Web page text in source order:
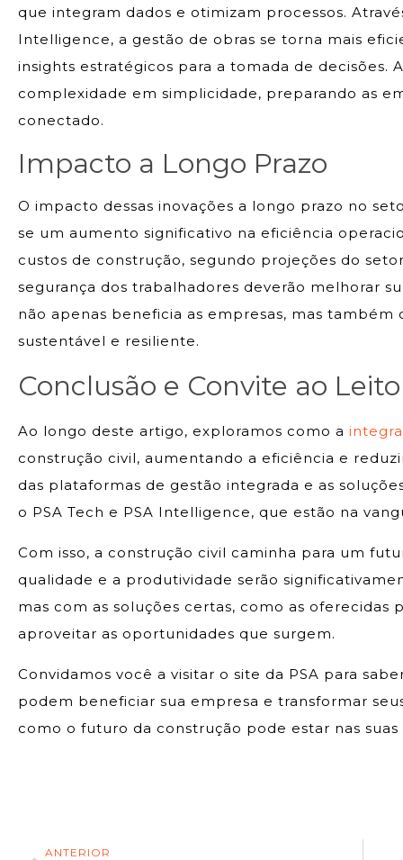
que integram dados e otimizam processos.
Intelligence, a gestão de obras se torna mais
insights estratégicos para a tomada de decisões.
complexidade em simplicidade, preparando as
conectado.
Impacto a Longo Prazo
O impacto dessas inovações a longo prazo no
se um aumento significativo na eficiência
custos de construção, segundo projeções do
segurança dos trabalhadores deverão melhorar
não apenas beneficia as empresas, mas
sustentável e resiliente.
Conclusão e Convite ao
Ao longo deste artigo, exploramos como a
construção civil, aumentando a eficiência e
das plataformas de gestão integrada e as
o PSA Tech e PSA Intelligence, que estão na
Com isso, a construção civil caminha para um
qualidade e a produtividade serão
mas com as soluções certas, como as oferecidas
aproveitar as oportunidades que surgem.
Convidamos você a visitar o site da PSA para
podem beneficiar sua empresa e transformar
como o futuro da construção pode estar nas suas
ANTERIOR